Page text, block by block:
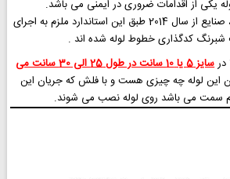
یکی از اقدامات ضروری در ایمنی می باشد.
تمامی شرکتها ، کارخانجات ، صنایع از سال 2014 طبق این استاندارد ملزم به اجرای
کدگذاری خطوط لوله شده اند .
در
سایز 5 یا 10 سانت در طول 25 الی 30 سانت می
این لوله چه چیزی هست و با فلش که جریان این
سمت می باشد روی لوله نصب می شوند.